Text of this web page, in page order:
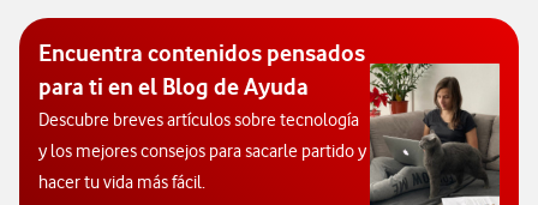
Encuentra contenidos pensados
para ti en el Blog de Ayuda
Descubre breves artículos sobre tecnología
y los mejores consejos para sacarle partido y
hacer tu vida más fácil.